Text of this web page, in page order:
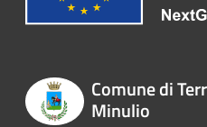
Comune di
Minulio